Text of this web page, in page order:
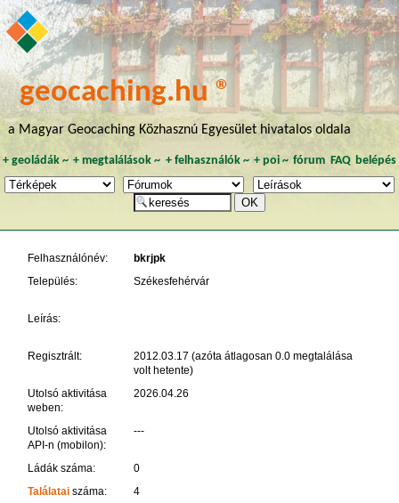
geocaching.hu ®
a Magyar Geocaching Közhasznú Egyesület hivatalos oldala
+ geoládák~ +megtalálások ~ + felhasználók~ + poi~ fórum FAQ belépés
Felhasználónév:
bkrjpk
Település:
Székesfehérvár
Leírás:
Regisztrált:
2012.03.17 (azóta átlagosan 0.0 megtalálása
volt hetente)
Utolsó aktivitása
weben:
2026.04.26
Utolsó aktivitása
API-n (mobilon):
---
Ládák száma:
0
Találataiszáma:
4